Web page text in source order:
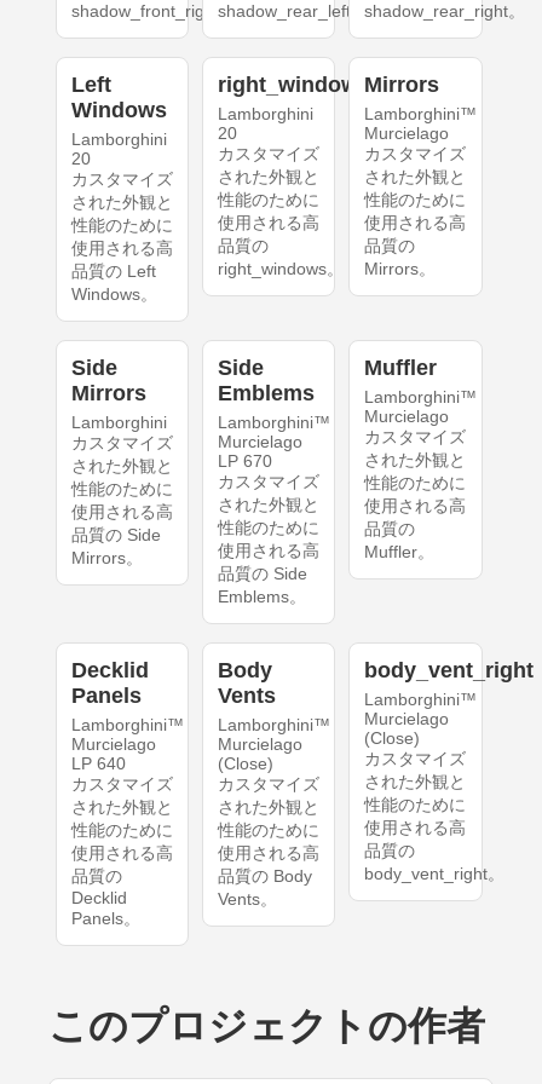
shadow_front_right。shadow_rear_left。shadow_rear_right。
Left
Windows
Lamborghini
20
カスタマイズ
された外観と
性能のために
使用される高
品質の Left
Windows。
right_windows
Lamborghini
20
カスタマイズ
された外観と
性能のために
使用される高
品質の
right_windows。
Mirrors
Lamborghini™
Murcielago
カスタマイズ
された外観と
性能のために
使用される高
品質の
Mirrors。
Side
Mirrors
Lamborghini
カスタマイズ
された外観と
性能のために
使用される高
品質の Side
Mirrors。
Side
Emblems
Lamborghini™
Murcielago
LP 670
カスタマイズ
された外観と
性能のために
使用される高
品質の Side
Emblems。
Muffler
Lamborghini™
Murcielago
カスタマイズ
された外観と
性能のために
使用される高
品質の
Muffler。
Decklid
Panels
Lamborghini™
Murcielago
LP 640
カスタマイズ
された外観と
性能のために
使用される高
品質の
Decklid
Panels。
Body
Vents
Lamborghini™
Murcielago
(Close)
カスタマイズ
された外観と
性能のために
使用される高
品質の Body
Vents。
body_vent_right
Lamborghini™
Murcielago
(Close)
カスタマイズ
された外観と
性能のために
使用される高
品質の
body_vent_right。
このプロジェクトの作者